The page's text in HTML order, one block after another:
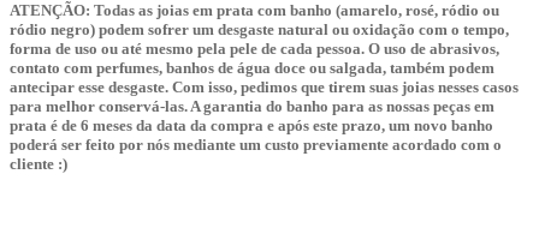
ATENÇÃO: Todas as joias em prata com banho (amarelo, rosé, ródio ou
ródio negro) podem sofrer um desgaste natural ou oxidação com o tempo,
forma de uso ou até mesmo pela pele de cada pessoa. O uso de abrasivos,
contato com perfumes, banhos de água doce ou salgada, também podem
antecipar esse desgaste. Com isso, pedimos que tirem suas joias nesses casos
para melhor conservá-las. A garantia do banho para as nossas peças em
prata é de 6 meses da data da compra e após este prazo, um novo banho
poderá ser feito por nós mediante um custo previamente acordado com o
cliente :)